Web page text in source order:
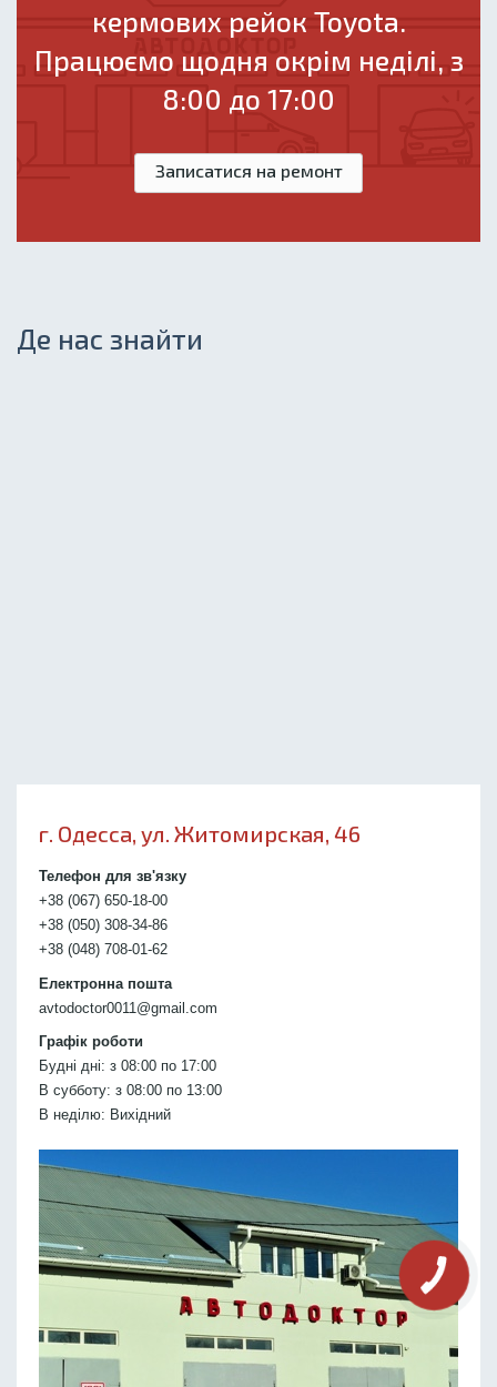
кермових рейок Toyota.
Працюємо щодня окрім неділі, з
8:00 до 17:00
Записатися на ремонт
Де нас знайти
г. Одесса, ул. Житомирская, 46
Телефон для зв'язку
+38 (067) 650-18-00
+38 (050) 308-34-86
+38 (048) 708-01-62
Електронна пошта
avtodoctor0011@gmail.com
Графік роботи
Будні дні: з 08:00 по 17:00
В субботу: з 08:00 по 13:00
В неділю: Вихідний